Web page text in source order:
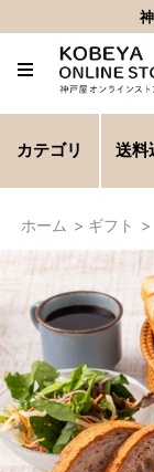
カテゴリ 送料
ホーム > ギフト >